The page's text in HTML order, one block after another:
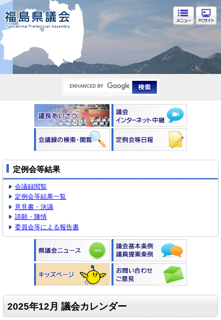
福島県議会
定例会等結果
会議録閲覧
定例会等結果一覧
意見書・決議
請願・陳情
委員会等による報告書
2025年12月 議会カレンダー